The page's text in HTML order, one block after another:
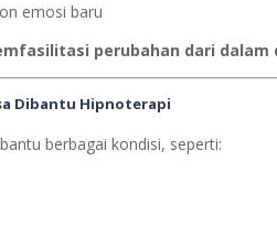
emosi baru
perubahan dari dalam
Dibantu Hipnoterapi
berbagai kondisi, seperti: